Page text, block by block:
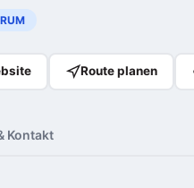
Route planen
Kontakt